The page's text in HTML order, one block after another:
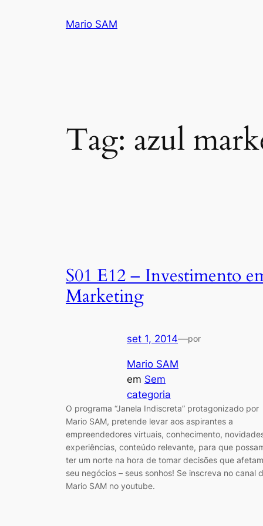
Mario SAM
Tag: azul
S01 E12 – Investimento
Marketing
set 1, 2014—por
Mario SAM
em Sem
categoria
O programa “Janela Indiscreta” protagonizado por
Mario SAM, pretende levar aos aspirantes a
empreendedores virtuais, conhecimento,
experiências, conteúdo relevante, para que
ter um norte na hora de tomar decisões que afetam
seu negócios – seus sonhos! Se inscreva no canal
Mario SAM no youtube.